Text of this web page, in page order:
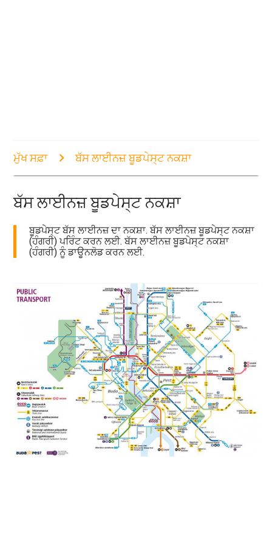
ਮੁੱਖ ਸਫ਼ਾ ਬੱਸ ਲਾਈਨਜ਼ ਬੂਡਪੇਸ੍ਟ ਨਕਸ਼ਾ
ਬੱਸ ਲਾਈਨਜ਼ ਬੂਡਪੇਸ੍ਟ ਨਕਸ਼ਾ
ਬੂਡਪੇਸ੍ਟ ਬੱਸ ਲਾਈਨਜ਼ ਦਾ ਨਕਸ਼ਾ. ਬੱਸ ਲਾਈਨਜ਼ ਬੂਡਪੇਸ੍ਟ ਨਕਸ਼ਾ
(ਹੰਗਰੀ) ਪਰਿੰਟ ਕਰਨ ਲਈ. ਬੱਸ ਲਾਈਨਜ਼ ਬੂਡਪੇਸ੍ਟ ਨਕਸ਼ਾ
(ਹੰਗਰੀ) ਨੂੰ ਡਾਊਨਲੋਡ ਕਰਨ ਲਈ.